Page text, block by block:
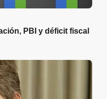
PBI y déficit fiscal